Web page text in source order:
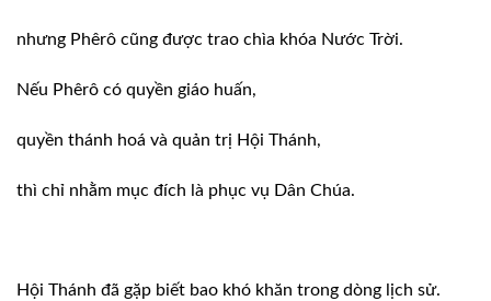
nhưng Phêrô cũng được trao chìa khóa Nước Trời.
Nếu Phêrô có quyền giáo huấn,
quyền thánh hoá và quản trị Hội Thánh,
thì chỉ nhằm mục đích là phục vụ Dân Chúa.
Hội Thánh đã gặp biết bao khó khăn trong dòng lịch sử.